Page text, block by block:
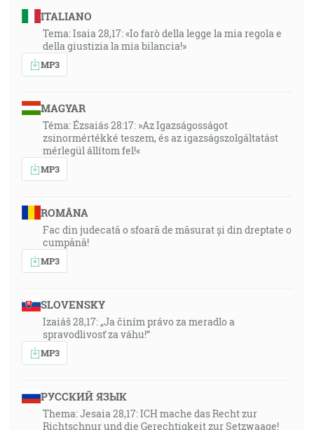
ITALIANO
Tema: Isaia 28,17: «Io farò della legge la mia regola e
della giustizia la mia bilancia!»
MP3
MAGYAR
Téma: Ézsaiás 28:17: »Az Igazságosságot
zsinormértékké teszem, és az igazságszolgáltatást
mérlegül állítom fel!«
MP3
ROMÂNA
Fac din judecată o sfoară de măsurat și din dreptate o
cumpănă!
MP3
SLOVENSKY
Izaiáš 28,17: „Ja činím právo za meradlo a
spravodlivosť za váhu!“
MP3
РУССКИЙ ЯЗЫК
Thema: Jesaia 28,17: ICH mache das Recht zur
Richtschnur und die Gerechtigkeit zur Setzwaage!